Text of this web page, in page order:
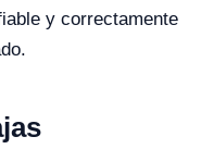
y correctamente